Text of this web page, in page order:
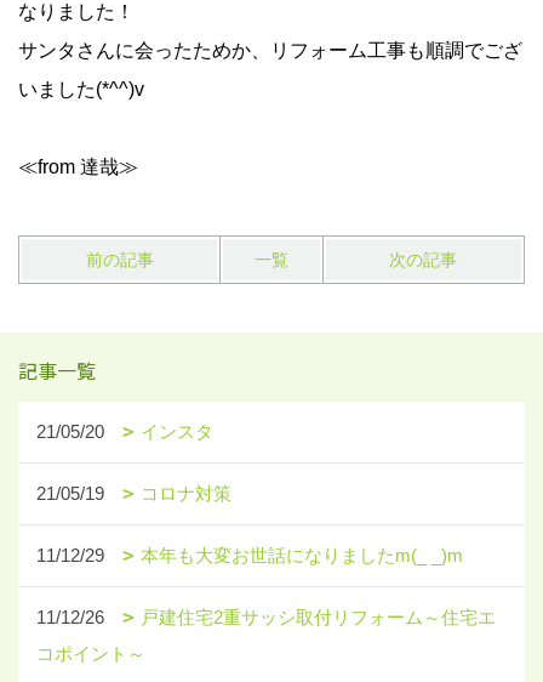
なりました！
サンタさんに会ったためか、リフォーム工事も順調でござ
いました(*^^)v
≪from 達哉≫
前の記事 一覧 次の記事
記事一覧
21/05/20 インスタ
21/05/19 コロナ対策
11/12/29 本年も大変お世話になりましたm(_ _)m
11/12/26
戸建住宅2重サッシ取付リフォーム～住宅エ
コポイント～